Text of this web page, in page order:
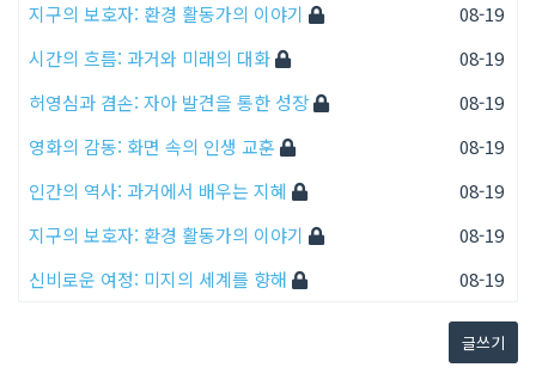
지구의 보호자: 환경 활동가의 이야기
08-19
시간의 흐름: 과거와 미래의 대화
08-19
허영심과 겸손: 자아 발견을 통한 성장
08-19
영화의 감동: 화면 속의 인생 교훈
08-19
인간의 역사: 과거에서 배우는 지혜
08-19
지구의 보호자: 환경 활동가의 이야기
08-19
신비로운 여정: 미지의 세계를 향해
08-19
글쓰기